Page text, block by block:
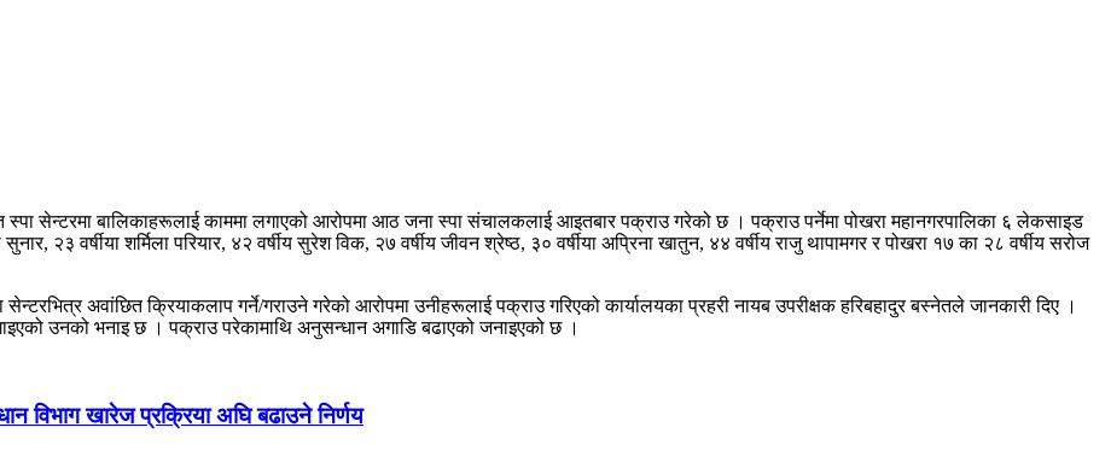
सेन्टरमा बालिकाहरूलाई काममा लगाएको आरोपमा आठ जना स्पा संचालकलाई आइतबार पक्राउ गरेको छ । पक्राउ पर्नेमा पोखरा महानगरपालिका ६ लेकसाइड
२३ वर्षीया शर्मिला परियार, ४२ वर्षीय सुरेश विक, २७ वर्षीय जीवन श्रेष्ठ, ३० वर्षीया अप्रिना खातुन, ४४ वर्षीय राजु थापामगर र पोखरा १७ का २८ वर्षीय सरोज
अवांछित क्रियाकलाप गर्ने/गराउने गरेको आरोपमा उनीहरूलाई पक्राउ गरिएको कार्यालयका प्रहरी नायब उपरीक्षक हरिबहादुर बस्नेतले जानकारी दिए ।
उनको भनाइ छ । पक्राउ परेकामाथि अनुसन्धान अगाडि बढाएको जनाइएको छ ।
विभाग खारेज प्रक्रिया अघि बढाउने निर्णय